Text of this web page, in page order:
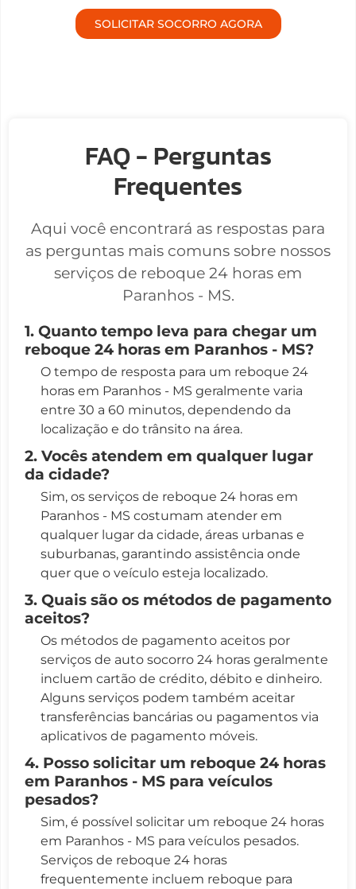
SOLICITAR SOCORRO AGORA
FAQ - Perguntas
Frequentes
Aqui você encontrará as respostas para
as perguntas mais comuns sobre nossos
serviços de reboque 24 horas em
Paranhos - MS.
1. Quanto tempo leva para chegar um
reboque 24 horas em Paranhos - MS?
O tempo de resposta para um reboque 24
horas em Paranhos - MS geralmente varia
entre 30 a 60 minutos, dependendo da
localização e do trânsito na área.
2. Vocês atendem em qualquer lugar
da cidade?
Sim, os serviços de reboque 24 horas em
Paranhos - MS costumam atender em
qualquer lugar da cidade, áreas urbanas e
suburbanas, garantindo assistência onde
quer que o veículo esteja localizado.
3. Quais são os métodos de pagamento
aceitos?
Os métodos de pagamento aceitos por
serviços de auto socorro 24 horas geralmente
incluem cartão de crédito, débito e dinheiro.
Alguns serviços podem também aceitar
transferências bancárias ou pagamentos via
aplicativos de pagamento móveis.
4. Posso solicitar um reboque 24 horas
em Paranhos - MS para veículos
pesados?
Sim, é possível solicitar um reboque 24 horas
em Paranhos - MS para veículos pesados.
Serviços de reboque 24 horas
frequentemente incluem reboque para